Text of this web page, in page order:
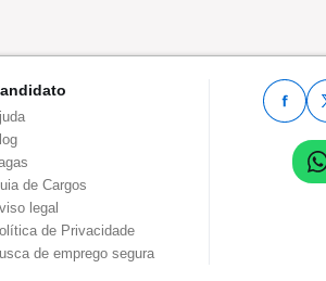
de Cargos
legal
de Privacidade
de emprego segura